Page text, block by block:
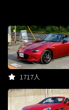
1717人